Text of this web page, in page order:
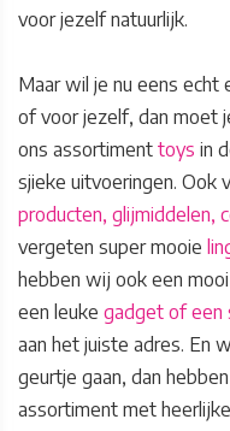
voor jezelf natuurlijk.
Maar wil je nu eens echt
of voor jezelf, dan moet
ons assortiment toys in
sjieke uitvoeringen. Ook
producten, glijmiddelen,
vergeten super mooie
hebben wij ook een
een leuke gadget of een
aan het juiste adres. En
geurtje gaan, dan
assortiment met